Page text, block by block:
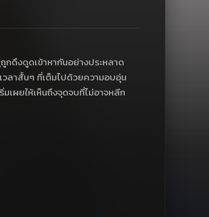
ดึงดูดเข้าหากันอย่างประหลาด
วลาสั้นๆ ที่เต็มไปด้วยความอบอุ่น
เผยให้เห็นถึงจุดจบที่ไม่อาจหลีก